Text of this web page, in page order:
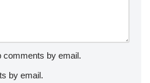
comments by email.
by email.